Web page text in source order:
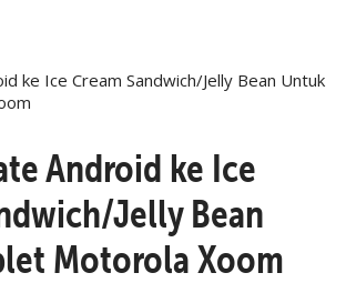
ke Ice Cream Sandwich/Jelly Bean Untuk
Android ke Ice
Jelly Bean
Motorola Xoom